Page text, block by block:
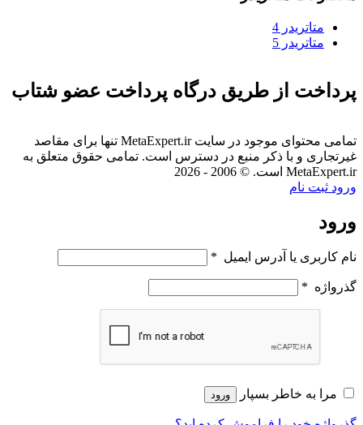
متاتريدر 4
متاتريدر 5
پرداخت از طریق درگاه پرداخت عضو شتاب
تمامی محتوای موجود در سایت MetaExpert.ir تنها برای مقاصد
غیرتجاری و با ذکر منبع در دسترس است. تمامی حقوق متعلق به
MetaExpert.ir است. © 2006 - 2026
ورود ثبت نام
ورود
نام کاربری یا آدرس ایمیل *
گذرواژه *
مرا به خاطر بسپار ورود